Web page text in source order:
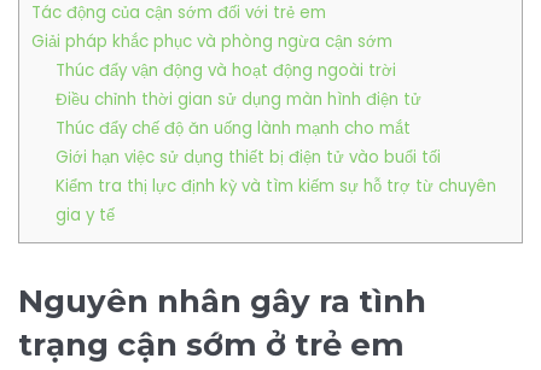
Tác động của cận sớm đối với trẻ em
Giải pháp khắc phục và phòng ngừa cận sớm
Thúc đẩy vận động và hoạt động ngoài trời
Điều chỉnh thời gian sử dụng màn hình điện tử
Thúc đẩy chế độ ăn uống lành mạnh cho mắt
Giới hạn việc sử dụng thiết bị điện tử vào buổi tối
Kiểm tra thị lực định kỳ và tìm kiếm sự hỗ trợ từ chuyên
gia y tế
Nguyên nhân gây ra tình
trạng cận sớm ở trẻ em